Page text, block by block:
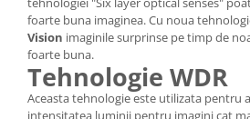
foarte buna imaginea. Cu noua
Vision imaginile surprinse pe timp de
foarte buna.
Tehnologie WDR
Aceasta tehnologie este utilizata pentru
intensitatea luminii pentru imagini cat